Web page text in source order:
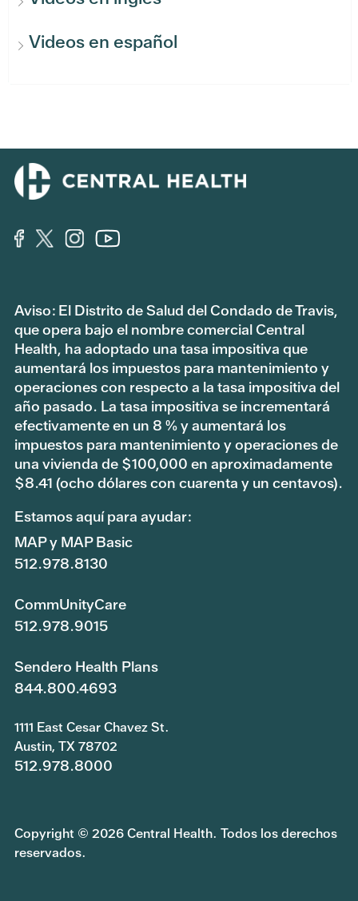
Videos en español
Aviso: El Distrito de Salud del Condado de Travis,
que opera bajo el nombre comercial Central
Health, ha adoptado una tasa impositiva que
aumentará los impuestos para mantenimiento y
operaciones con respecto a la tasa impositiva del
año pasado. La tasa impositiva se incrementará
efectivamente en un 8 % y aumentará los
impuestos para mantenimiento y operaciones de
una vivienda de $100,000 en aproximadamente
$8.41 (ocho dólares con cuarenta y un centavos).
Estamos aquí para ayudar:
MAP y MAP Basic
512.978.8130
CommUnityCare
512.978.9015
Sendero Health Plans
844.800.4693
1111 East Cesar Chavez St.
Austin, TX 78702
512.978.8000
Copyright © 2026 Central Health. Todos los derechos
reservados.